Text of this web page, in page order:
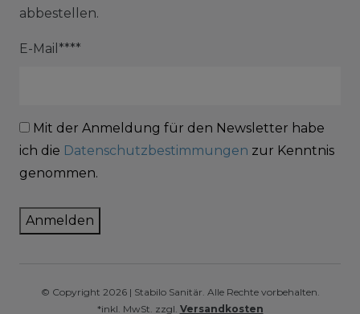
abbestellen.
E-Mail****
Mit der Anmeldung für den Newsletter habe
ich die Datenschutzbestimmungen zur Kenntnis
genommen.
Anmelden
© Copyright 2026 | Stabilo Sanitär. Alle Rechte vorbehalten.
*inkl. MwSt. zzgl. Versandkosten